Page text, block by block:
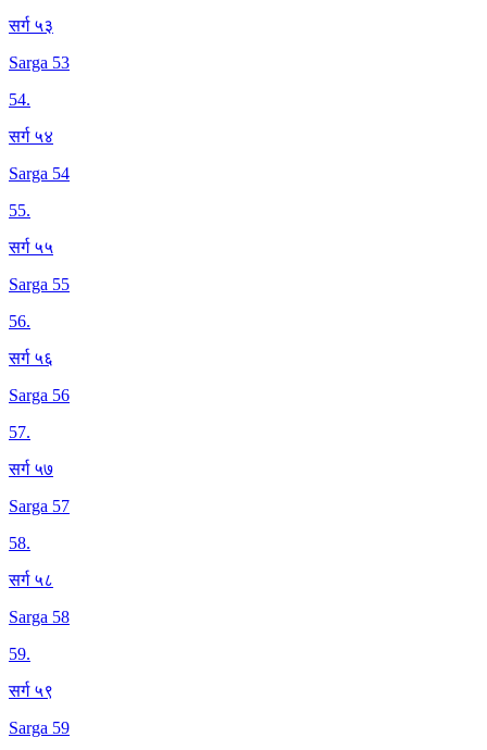
सर्ग ५३
Sarga 53
54.
सर्ग ५४
Sarga 54
55.
सर्ग ५५
Sarga 55
56.
सर्ग ५६
Sarga 56
57.
सर्ग ५७
Sarga 57
58.
सर्ग ५८
Sarga 58
59.
सर्ग ५९
Sarga 59